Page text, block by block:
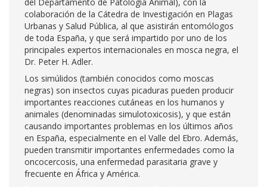
colaboración de la Cátedra de Investigación en Plagas
Urbanas y Salud Pública, al que asistirán entomólogos
de toda España, y que será impartido por uno de los
principales expertos internacionales en mosca negra, el
Dr. Peter H. Adler.
Los simúlidos (también conocidos como moscas
negras) son insectos cuyas picaduras pueden producir
importantes reacciones cutáneas en los humanos y
animales (denominadas simulotoxicosis), y que están
causando importantes problemas en los últimos años
en España, especialmente en el Valle del Ebro. Además,
pueden transmitir importantes enfermedades como la
oncocercosis, una enfermedad parasitaria grave y
frecuente en África y América.